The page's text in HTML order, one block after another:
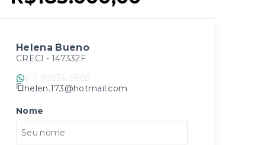
Helena Bueno
CRECI - 147332F
(11) 99636-9605
helen.173@hotmail.com
Nome